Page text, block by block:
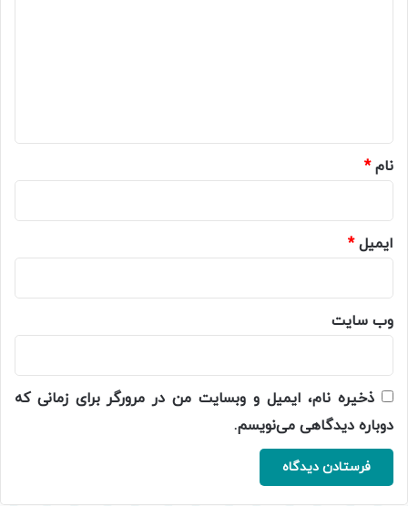
نام*
ایمیل*
وب‌ سایت
ذخیره نام، ایمیل و وبسایت من در مرورگر برای زمانی که
دوباره دیدگاهی می‌نویسم.